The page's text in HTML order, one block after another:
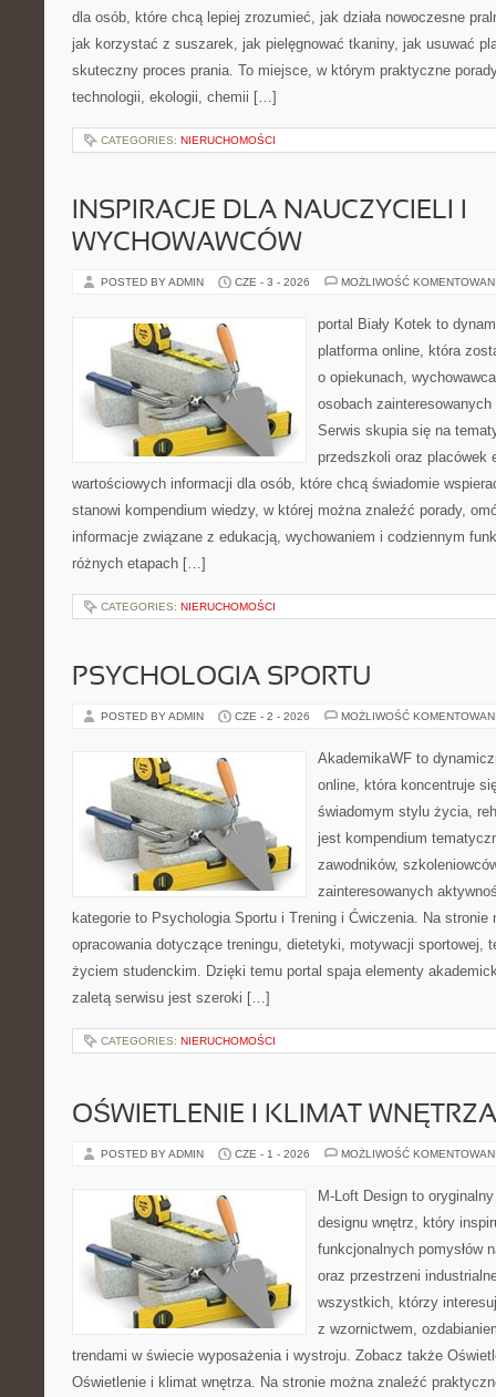
dla osób, które chcą lepiej zrozumieć, jak działa nowoczesne
jak korzystać z suszarek, jak pielęgnować tkaniny, jak usuwać
skuteczny proces prania. To miejsce, w którym praktyczne
technologii, ekologii, chemii […]
CATEGORIES: NIERUCHOMOŚCI
INSPIRACJE DLA NAUCZYCIELI I
WYCHOWAWCÓW
POSTED BY ADMIN CZE - 3 - 2026 MOŻLIWOŚĆ
portal Biały Kotek to
platforma online, która
o opiekunach,
osobach
Serwis skupia się na
przedszkoli oraz placówek
wartościowych informacji dla osób, które chcą świadomie
stanowi kompendium wiedzy, w której można znaleźć porady,
informacje związane z edukacją, wychowaniem i codziennym
różnych etapach […]
CATEGORIES: NIERUCHOMOŚCI
PSYCHOLOGIA SPORTU
POSTED BY ADMIN CZE - 2 - 2026 MOŻLIWOŚĆ
AkademikaWF to
online, która koncentruje
świadomym stylu życia,
jest kompendium
zawodników,
zainteresowanych
kategorie to Psychologia Sportu i Trening i Ćwiczenia. Na stronie
opracowania dotyczące treningu, dietetyki, motywacji sportowej,
życiem studenckim. Dzięki temu portal spaja elementy
zaletą serwisu jest szeroki […]
CATEGORIES: NIERUCHOMOŚCI
OŚWIETLENIE I KLIMAT WNĘTRZA
POSTED BY ADMIN CZE - 1 - 2026 MOŻLIWOŚĆ
M-Loft Design to
designu wnętrz, który
funkcjonalnych pomysłów
oraz przestrzeni
wszystkich, którzy
z wzornictwem,
trendami w świecie wyposażenia i wystroju. Zobacz także
Oświetlenie i klimat wnętrza. Na stronie można znaleźć